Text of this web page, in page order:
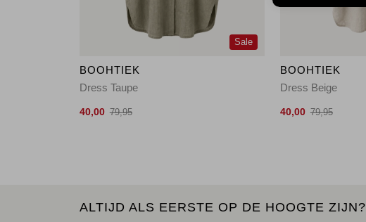
Sale
BOOHTIEK
Dress Taupe
40,00 79,95
BOOHTIEK
Dress Beige
40,00 79,95
ALTIJD ALS EERSTE OP DE HOOGTE ZIJN?